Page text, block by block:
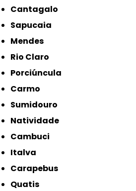
Cantagalo
Sapucaia
Mendes
Rio Claro
Porciúncula
Carmo
Sumidouro
Natividade
Cambuci
Italva
Carapebus
Quatis